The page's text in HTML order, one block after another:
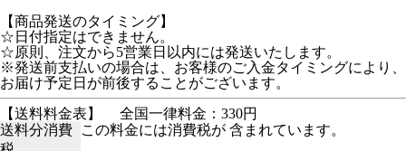
【商品発送のタイミング】
☆日付指定はできません。
☆原則、注文から5営業日以内には発送いたします。
※発送前支払いの場合は、お客様のご入金タイミングにより、
お届け予定日が前後することがございます。
【送料料金表】
全国一律料金：330円
送料分消費
この料金には消費税が 含まれています。